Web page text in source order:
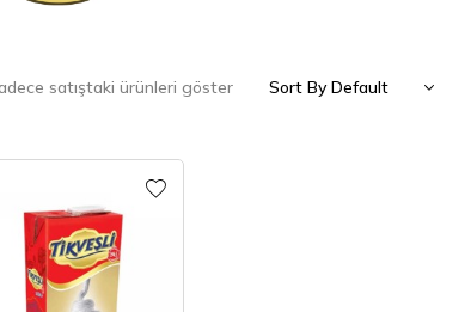
satıştaki ürünleri göster